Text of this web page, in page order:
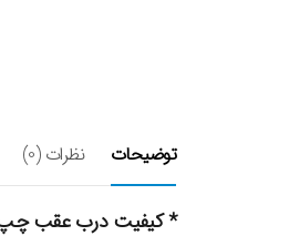
توضیحات نظرات (0)
* کیفیت درب عقب چپ لیفان ۶۲۰ اورجینال